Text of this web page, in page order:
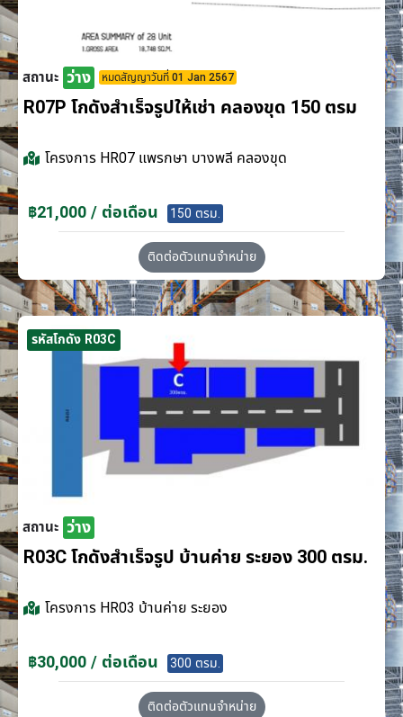
สถานะ ว่าง หมดสัญญาวันที่ 01 Jan 2567
R07P โกดังสำเร็จรูปให้เช่า คลองขุด 150 ตรม
โครงการ HR07 แพรกษา บางพลี คลองขุด
฿21,000 / ต่อเดือน 150 ตรม.
ติดต่อตัวแทนจำหน่าย
รหัสโกดัง R03C
สถานะ ว่าง
R03C โกดังสำเร็จรูป บ้านค่าย ระยอง 300 ตรม.
โครงการ HR03 บ้านค่าย ระยอง
฿30,000 / ต่อเดือน 300 ตรม.
ติดต่อตัวแทนจำหน่าย